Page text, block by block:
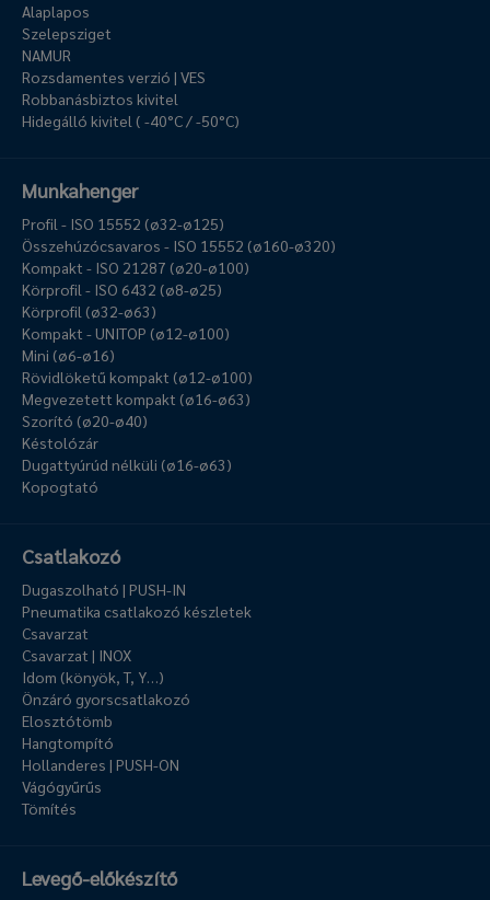
Alaplapos
Szelepsziget
NAMUR
Rozsdamentes verzió | VES
Robbanásbiztos kivitel
Hidegálló kivitel ( -40°C / -50°C)
Munkahenger
Profil - ISO 15552 (ø32-ø125)
Összehúzócsavaros - ISO 15552 (ø160-ø320)
Kompakt - ISO 21287 (ø20-ø100)
Körprofil - ISO 6432 (ø8-ø25)
Körprofil (ø32-ø63)
Kompakt - UNITOP (ø12-ø100)
Mini (ø6-ø16)
Rövidlöketű kompakt (ø12-ø100)
Megvezetett kompakt (ø16-ø63)
Szorító (ø20-ø40)
Késtolózár
Dugattyúrúd nélküli (ø16-ø63)
Kopogtató
Csatlakozó
Dugaszolható | PUSH-IN
Pneumatika csatlakozó készletek
Csavarzat
Csavarzat | INOX
Idom (könyök, T, Y…)
Önzáró gyorscsatlakozó
Elosztótömb
Hangtompító
Hollanderes | PUSH-ON
Vágógyűrűs
Tömítés
Levegő-előkészítő